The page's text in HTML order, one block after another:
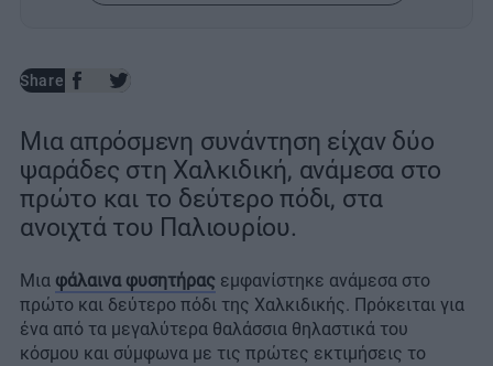
Share
Μια απρόσμενη συνάντηση είχαν δύο
ψαράδες στη Χαλκιδική, ανάμεσα στο
πρώτο και το δεύτερο πόδι, στα
ανοιχτά του Παλιουρίου.
Μια φάλαινα φυσητήρας εμφανίστηκε ανάμεσα στο
πρώτο και δεύτερο πόδι της Χαλκιδικής. Πρόκειται για
ένα από τα μεγαλύτερα θαλάσσια θηλαστικά του
κόσμου και σύμφωνα με τις πρώτες εκτιμήσεις το